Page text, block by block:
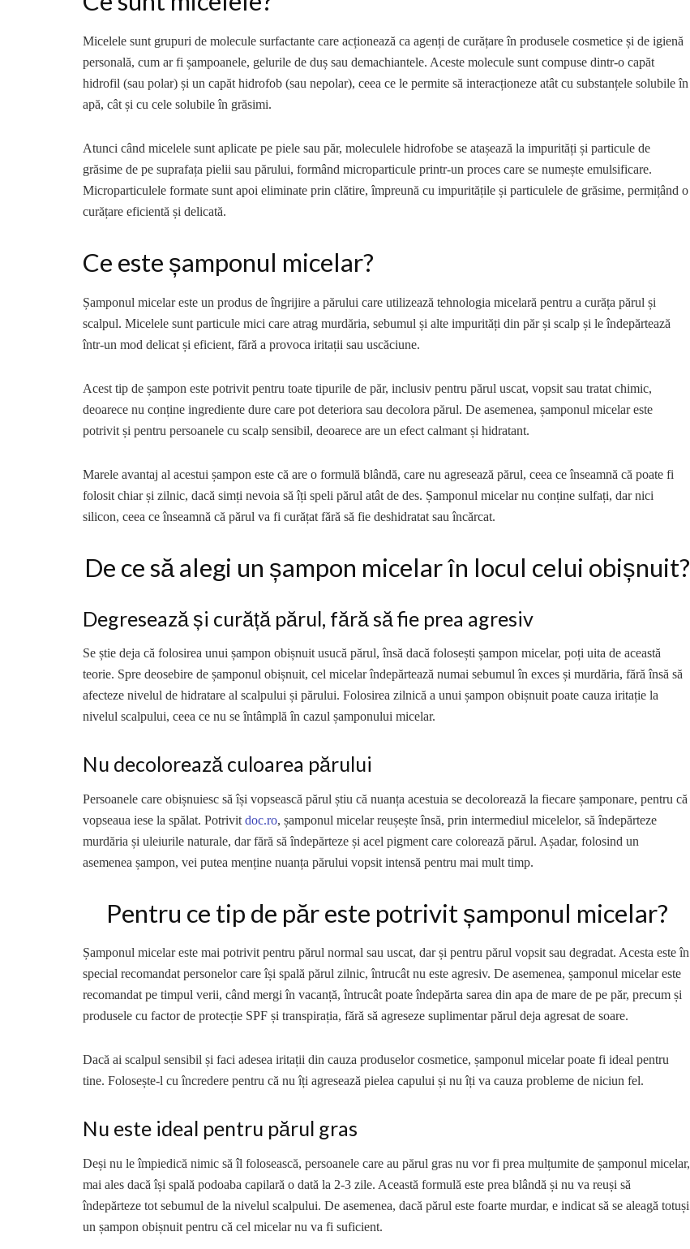
Micelele sunt grupuri de molecule surfactante care acționează ca agenți de curățare în produsele cosmetice și de igienă
personală, cum ar fi șampoanele, gelurile de duș sau demachiantele. Aceste molecule sunt compuse dintr-o capăt
hidrofil (sau polar) și un capăt hidrofob (sau nepolar), ceea ce le permite să interacționeze atât cu substanțele solubile în
apă, cât și cu cele solubile în grăsimi.
Atunci când micelele sunt aplicate pe piele sau păr, moleculele hidrofobe se atașează la impurități și particule de
grăsime de pe suprafața pielii sau părului, formând microparticule printr-un proces care se numește emulsificare.
Microparticulele formate sunt apoi eliminate prin clătire, împreună cu impuritățile și particulele de grăsime, permițând o
curățare eficientă și delicată.
Ce este șamponul micelar?
Șamponul micelar este un produs de îngrijire a părului care utilizează tehnologia micelară pentru a curăța părul și
scalpul. Micelele sunt particule mici care atrag murdăria, sebumul și alte impurități din păr și scalp și le îndepărtează
într-un mod delicat și eficient, fără a provoca iritații sau uscăciune.
Acest tip de șampon este potrivit pentru toate tipurile de păr, inclusiv pentru părul uscat, vopsit sau tratat chimic,
deoarece nu conține ingrediente dure care pot deteriora sau decolora părul. De asemenea, șamponul micelar este
potrivit și pentru persoanele cu scalp sensibil, deoarece are un efect calmant și hidratant.
Marele avantaj al acestui șampon este că are o formulă blândă, care nu agresează părul, ceea ce înseamnă că poate fi
folosit chiar și zilnic, dacă simți nevoia să îți speli părul atât de des. Șamponul micelar nu conține sulfați, dar nici
silicon, ceea ce înseamnă că părul va fi curățat fără să fie deshidratat sau încărcat.
De ce să alegi un șampon micelar în locul celui obișnuit?
Degresează și curăță părul, fără să fie prea agresiv
Se știe deja că folosirea unui șampon obișnuit usucă părul, însă dacă folosești șampon micelar, poți uita de această
teorie. Spre deosebire de șamponul obișnuit, cel micelar îndepărtează numai sebumul în exces și murdăria, fără însă să
afecteze nivelul de hidratare al scalpului și părului. Folosirea zilnică a unui șampon obișnuit poate cauza iritație la
nivelul scalpului, ceea ce nu se întâmplă în cazul șamponului micelar.
Nu decolorează culoarea părului
Persoanele care obișnuiesc să își vopsească părul știu că nuanța acestuia se decolorează la fiecare șamponare, pentru că
vopseaua iese la spălat. Potrivit doc.ro, șamponul micelar reușește însă, prin intermediul micelelor, să îndepărteze
murdăria și uleiurile naturale, dar fără să îndepărteze și acel pigment care colorează părul. Așadar, folosind un
asemenea șampon, vei putea menține nuanța părului vopsit intensă pentru mai mult timp.
Pentru ce tip de păr este potrivit șamponul micelar?
Șamponul micelar este mai potrivit pentru părul normal sau uscat, dar și pentru părul vopsit sau degradat. Acesta este în
special recomandat personelor care își spală părul zilnic, întrucât nu este agresiv. De asemenea, șamponul micelar este
recomandat pe timpul verii, când mergi în vacanță, întrucât poate îndepărta sarea din apa de mare de pe păr, precum și
produsele cu factor de protecție SPF și transpirația, fără să agreseze suplimentar părul deja agresat de soare.
Dacă ai scalpul sensibil și faci adesea iritații din cauza produselor cosmetice, șamponul micelar poate fi ideal pentru
tine. Folosește-l cu încredere pentru că nu îți agresează pielea capului și nu îți va cauza probleme de niciun fel.
Nu este ideal pentru părul gras
Deși nu le împiedică nimic să îl folosească, persoanele care au părul gras nu vor fi prea mulțumite de șamponul micelar,
mai ales dacă își spală podoaba capilară o dată la 2-3 zile. Această formulă este prea blândă și nu va reuși să
îndepărteze tot sebumul de la nivelul scalpului. De asemenea, dacă părul este foarte murdar, e indicat să se aleagă totuși
un șampon obișnuit pentru că cel micelar nu va fi suficient.